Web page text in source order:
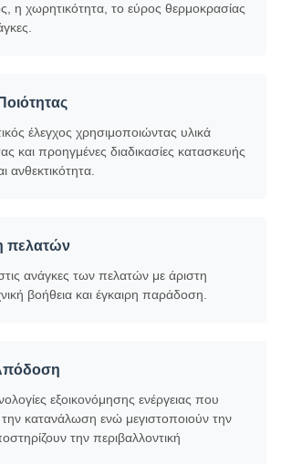
η χωρητικότητα, το εύρος θερμοκρασίας
έλεγχος χρησιμοποιώντας υλικά
και προηγμένες διαδικασίες κατασκευής
ανθεκτικότητα.
πελατών
ανάγκες των πελατών με άριστη
βοήθεια και έγκαιρη παράδοση.
εξοικονόμησης ενέργειας που
την κατανάλωση ενώ μεγιστοποιούν την
την περιβαλλοντική